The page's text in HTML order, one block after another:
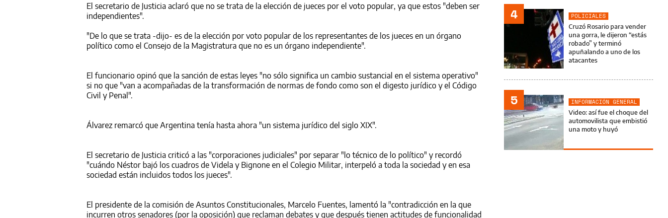
El secretario de Justicia aclaró que no se trata de la elección de jueces por el voto popular, ya que estos "deben ser
independientes".
"De lo que se trata -dijo- es de la elección por voto popular de los representantes de los jueces en un órgano
político como el Consejo de la Magistratura que no es un órgano independiente".
El funcionario opinó que la sanción de estas leyes "no sólo significa un cambio sustancial en el sistema operativo"
si no que "van a acompañadas de la transformación de normas de fondo como son el digesto jurídico y el Código
Civil y Penal".
Álvarez remarcó que Argentina tenía hasta ahora "un sistema jurídico del siglo XIX".
El secretario de Justicia criticó a las "corporaciones judiciales" por separar "lo técnico de lo político" y recordó
"cuándo Néstor bajó los cuadros de Videla y Bignone en el Colegio Militar, interpeló a toda la sociedad y en esa
sociedad están incluidos todos los jueces".
El presidente de la comisión de Asuntos Constitucionales, Marcelo Fuentes, lamentó la "contradicción en la que
incurren otros senadores (por la oposición) que reclaman debates y que después tienen actitudes de funcionalidad
4
POLICIALES
Cruzó Rosario para vender
una gorra, le dijeron “estás
robado” y terminó
apuñalando a uno de los
atacantes
5
INFORMACIÓN GENERAL
Video: así fue el choque del
automovilista que embistió
una moto y huyó